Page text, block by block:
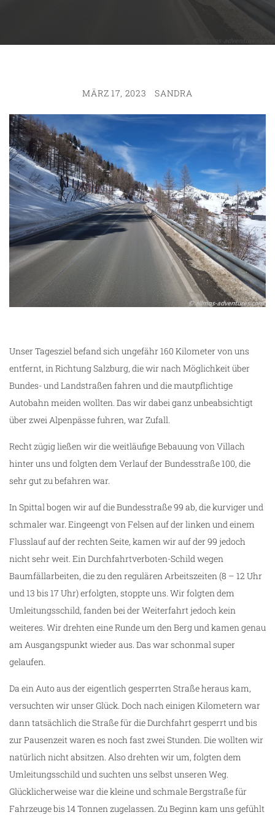
MÄRZ 17, 2023 SANDRA
Unser Tagesziel befand sich ungefähr 160 Kilometer von uns
entfernt, in Richtung Salzburg, die wir nach Möglichkeit über
Bundes- und Landstraßen fahren und die mautpflichtige
Autobahn meiden wollten. Das wir dabei ganz unbeabsichtigt
über zwei Alpenpässe fuhren, war Zufall.
Recht zügig ließen wir die weitläufige Bebauung von Villach
hinter uns und folgten dem Verlauf der Bundesstraße 100, die
sehr gut zu befahren war.
In Spittal bogen wir auf die Bundesstraße 99 ab, die kurviger und
schmaler war. Eingeengt von Felsen auf der linken und einem
Flusslauf auf der rechten Seite, kamen wir auf der 99 jedoch
nicht sehr weit. Ein Durchfahrtverboten-Schild wegen
Baumfällarbeiten, die zu den regulären Arbeitszeiten (8 – 12 Uhr
und 13 bis 17 Uhr) erfolgten, stoppte uns. Wir folgten dem
Umleitungsschild, fanden bei der Weiterfahrt jedoch kein
weiteres. Wir drehten eine Runde um den Berg und kamen genau
am Ausgangspunkt wieder aus. Das war schonmal super
gelaufen.
Da ein Auto aus der eigentlich gesperrten Straße heraus kam,
versuchten wir unser Glück. Doch nach einigen Kilometern war
dann tatsächlich die Straße für die Durchfahrt gesperrt und bis
zur Pausenzeit waren es noch fast zwei Stunden. Die wollten wir
natürlich nicht absitzen. Also drehten wir um, folgten dem
Umleitungsschild und suchten uns selbst unseren Weg.
Glücklicherweise war die kleine und schmale Bergstraße für
Fahrzeuge bis 14 Tonnen zugelassen. Zu Beginn kam uns gefühlt